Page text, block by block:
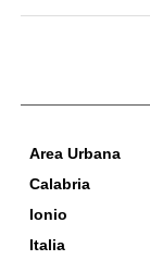
Area Urbana
Calabria
Ionio
Italia